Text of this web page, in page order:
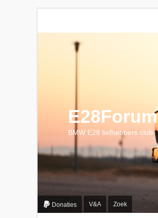
E28Forum
BMW E28 liefhebbers club
Donaties V&A Zoek